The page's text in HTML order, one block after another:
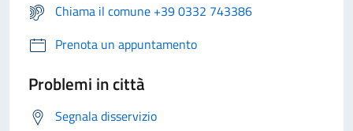
Chiama il comune +39 0332 743386
Prenota un appuntamento
Problemi in città
Segnala disservizio